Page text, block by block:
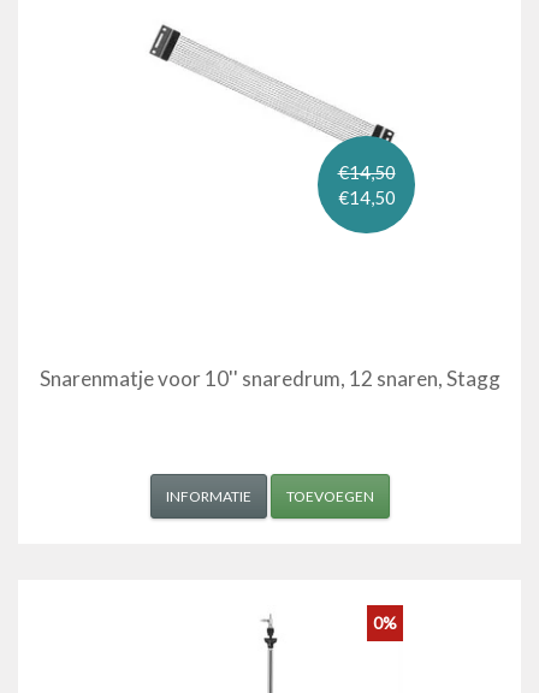
€14,50
€14,50
Snarenmatje voor 10'' snaredrum, 12 snaren, Stagg
INFORMATIE TOEVOEGEN
0%